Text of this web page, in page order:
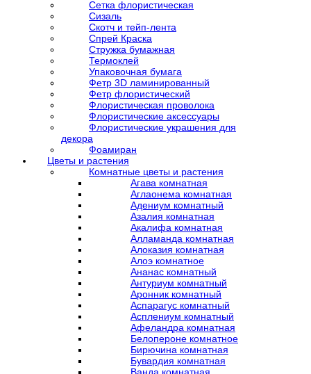
Сетка флористическая
Сизаль
Скотч и тейп-лента
Спрей Краска
Стружка бумажная
Термоклей
Упаковочная бумага
Фетр 3D ламинированный
Фетр флористический
Флористическая проволока
Флористические аксессуары
Флористические украшения для
декора
Фоамиран
Цветы и растения
Комнатные цветы и растения
Агава комнатная
Аглаонема комнатная
Адениум комнатный
Азалия комнатная
Акалифа комнатная
Алламанда комнатная
Алоказия комнатная
Алоэ комнатное
Ананас комнатный
Антуриум комнатный
Аронник комнатный
Аспарагус комнатный
Асплениум комнатный
Афеландра комнатная
Белопероне комнатное
Бирючина комнатная
Бувардия комнатная